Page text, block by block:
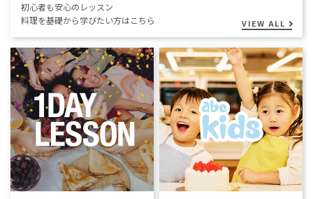
初心者も安心のレッスン
料理を基礎から学びたい方はこちら
VIEW ALL